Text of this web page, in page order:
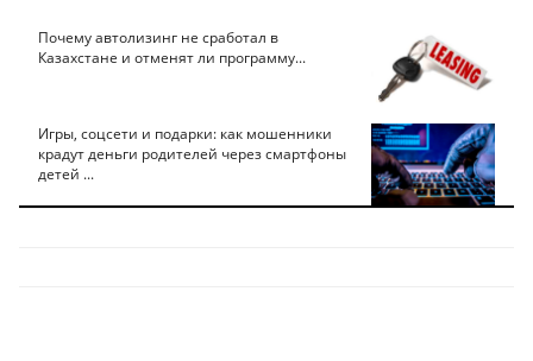
Почему автолизинг не сработал в
Казахстане и отменят ли программу...
Игры, соцсети и подарки: как мошенники
крадут деньги родителей через смартфоны
детей ...